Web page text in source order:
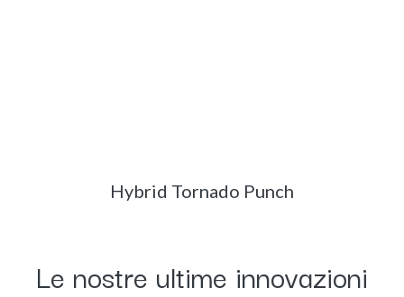
Hybrid Tornado Punch
​Le nostre ultime innovazioni